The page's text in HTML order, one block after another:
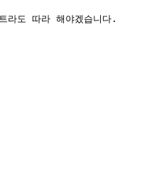
라도 따라 해야겠습니다.